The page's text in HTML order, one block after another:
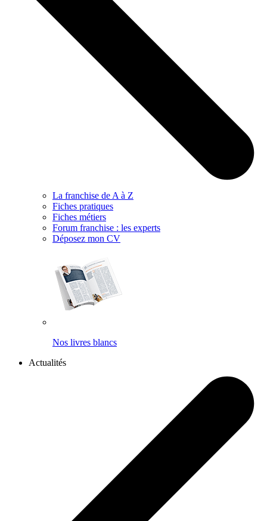
La franchise de A à Z
Fiches pratiques
Fiches métiers
Forum franchise : les experts
Déposez mon CV
Nos livres blancs
Actualités